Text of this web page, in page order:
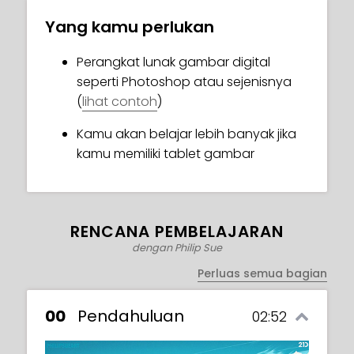
Siap untuk terjun?
Yang kamu perlukan
Perangkat lunak gambar digital
seperti Photoshop atau sejenisnya
(lihat contoh)
Kamu akan belajar lebih banyak jika
kamu memiliki tablet gambar
RENCANA PEMBELAJARAN
dengan Philip Sue
Perluas semua bagian
00 Pendahuluan 02:52